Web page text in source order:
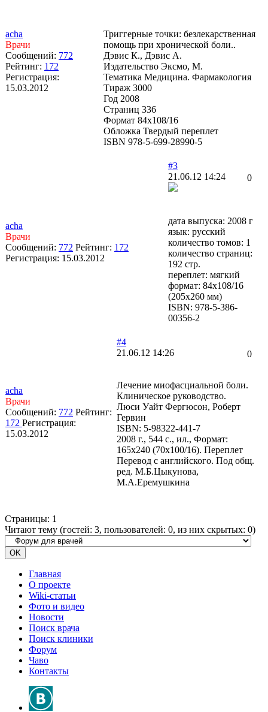
acha
Врачи
Сообщений: 772
Рейтинг: 172
Регистрация:
15.03.2012
Триггерные точки: безлекарственная
помощь при хронической боли..
Дэвис К., Дэвис А.
Издательство Эксмо, М.
Тематика Медицина. Фармакология
Тираж 3000
Год 2008
Страниц 336
Формат 84х108/16
Обложка Твердый переплет
ISBN 978-5-699-28990-5
acha
Врачи
Сообщений: 772 Рейтинг: 172
Регистрация: 15.03.2012
#3
0
21.06.12 14:24
дата выпуска: 2008 г
язык: русский
количество томов: 1
количество страниц:
192 стр.
переплет: мягкий
формат: 84x108/16
(205x260 мм)
ISBN: 978-5-386-
00356-2
acha
Врачи
Сообщений: 772 Рейтинг:
172 Регистрация:
15.03.2012
#4
0
21.06.12 14:26
Лечение миофасциальной боли.
Клиническое руководство.
Люси Уайт Фергюсон, Роберт
Гервин
ISBN: 5-98322-441-7
2008 г., 544 с., ил., Формат:
165х240 (70х100/16). Переплет
Перевод с английского. Под общ.
ред. М.Б.Цыкунова,
М.А.Еремушкина
Страницы: 1
Читают тему (гостей: 3, пользователей: 0, из них скрытых: 0)
Главная
О проекте
Wiki-статьи
Фото и видео
Новости
Поиск врача
Поиск клиники
Форум
Чаво
Контакты